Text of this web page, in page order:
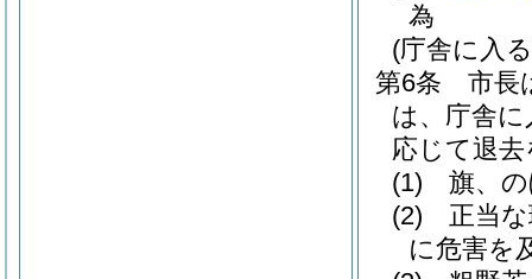
為
(庁舎に入
第6条
市長
は、庁舎
応じて退
(1)
旗、
(2)
正当
に危害を